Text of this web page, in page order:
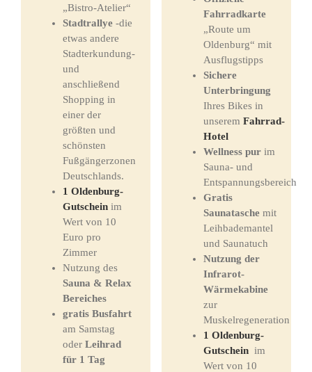
„Bistro-Atelier“
Stadtrallye -die
etwas andere
Stadterkundung-
und
anschließend
Shopping in
einer der
größten und
schönsten
Fußgängerzonen
Deutschlands.
1 Oldenburg-
Gutschein im
Wert von 10
Euro pro
Zimmer
Nutzung des
Sauna & Relax
Bereiches
gratis Busfahrt
am Samstag
oder Leihrad
für 1 Tag
Fahrradkarte
„Route um
Oldenburg“ mit
Ausflugstipps
Sichere
Unterbringung
Ihres Bikes in
unserem Fahrrad-
Hotel
Wellness purim
Sauna- und
Entspannungsbereich
Gratis
Saunataschemit
Leihbademantel
und Saunatuch
Nutzung der
Infrarot-
Wärmekabine
zur
Muskelregeneration
1 Oldenburg-
Gutscheinim
Wert von 10